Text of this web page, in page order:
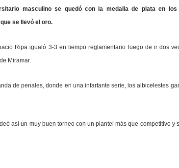
masculino se quedó con la medalla de plata en los
se llevó el oro.
Ripa igualó 3-3 en tiempo reglamentario luego de ir dos
Miramar.
de penales, donde en una infartante serie, los albicelestes
así un muy buen torneo con un plantel más que competitivo y